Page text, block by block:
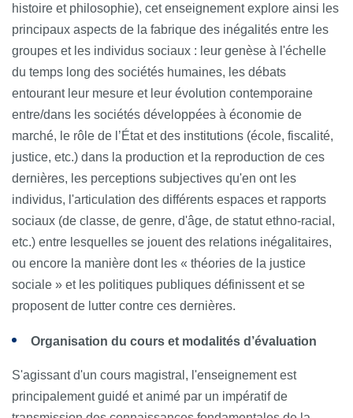
histoire et philosophie), cet enseignement explore ainsi les
principaux aspects de la fabrique des inégalités entre les
groupes et les individus sociaux : leur genèse à l'échelle
du temps long des sociétés humaines, les débats
entourant leur mesure et leur évolution contemporaine
entre/dans les sociétés développées à économie de
marché, le rôle de l’État et des institutions (école, fiscalité,
justice, etc.) dans la production et la reproduction de ces
dernières, les perceptions subjectives qu'en ont les
individus, l'articulation des différents espaces et rapports
sociaux (de classe, de genre, d'âge, de statut ethno-racial,
etc.) entre lesquelles se jouent des relations inégalitaires,
ou encore la manière dont les « théories de la justice
sociale » et les politiques publiques définissent et se
proposent de lutter contre ces dernières.
Organisation du cours et modalités d’évaluation
S'agissant d'un cours magistral, l'enseignement est
principalement guidé et animé par un impératif de